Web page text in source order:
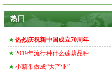
热门
热烈庆祝新中国成立70周年
2019年流行种什么莲藕品种
小藕带做成“大产业”